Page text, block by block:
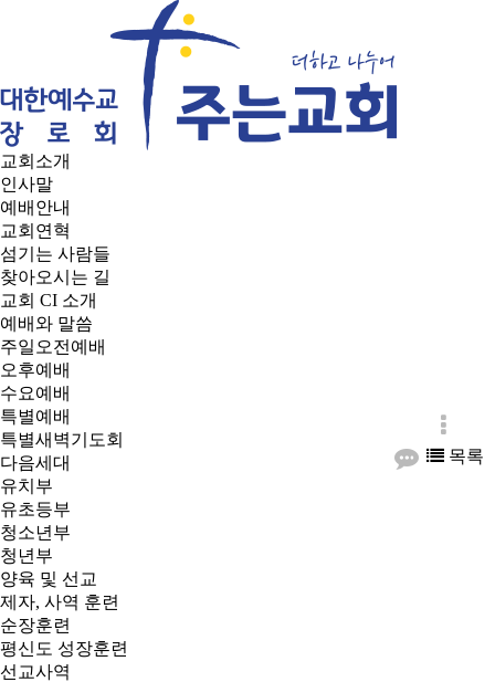
교회소개
인사말
예배안내
교회연혁
섬기는 사람들
찾아오시는 길
교회 CI 소개
예배와 말씀
주일오전예배
오후예배
수요예배
특별예배
특별새벽기도회
다음세대
유치부
유초등부
청소년부
청년부
양육 및 선교
제자, 사역 훈련
순장훈련
평신도 성장훈련
선교사역
목록